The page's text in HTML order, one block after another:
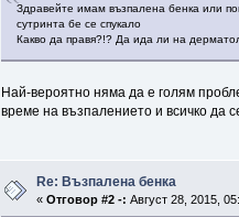
Здравейте имам възпалена бенка или
сутринта бе се спукало
Какво да правя?!? Да ида ли на
Най-вероятно няма да е голям
време на възпалението и всичко да
Re: Възпалена бенка
«Отговор #2 -: Август 28, 2015,